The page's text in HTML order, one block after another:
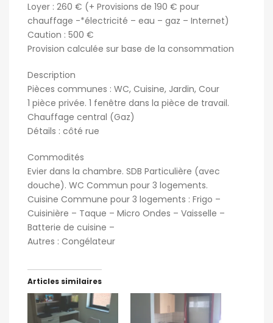
Loyer : 260 € (+ Provisions de 190 € pour
chauffage -*électricité – eau – gaz – Internet)
Caution : 500 €
Provision calculée sur base de la consommation
Description
Pièces communes : WC, Cuisine, Jardin, Cour
1 pièce privée. 1 fenêtre dans la pièce de travail.
Chauffage central (Gaz)
Détails : côté rue
Commodités
Evier dans la chambre. SDB Particulière (avec
douche). WC Commun pour 3 logements.
Cuisine Commune pour 3 logements : Frigo –
Cuisinière – Taque – Micro Ondes – Vaisselle –
Batterie de cuisine –
Autres : Congélateur
Articles similaires